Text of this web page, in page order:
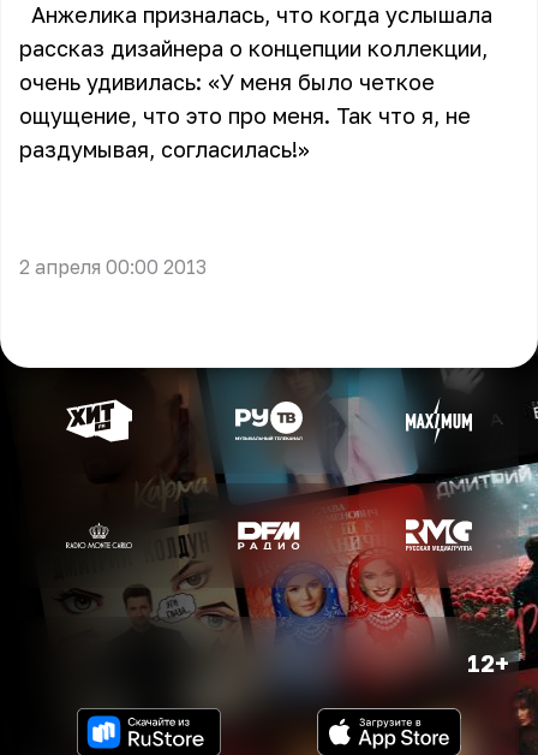
Анжелика призналась, что когда услышала
рассказ дизайнера о концепции коллекции,
очень удивилась: «У меня было четкое
ощущение, что это про меня. Так что я, не
раздумывая, согласилась!»
2 апреля 00:00 2013
12+